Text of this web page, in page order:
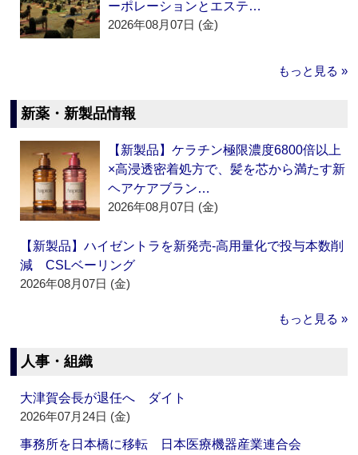
ーポレーションとエステ…
2026年08月07日 (金)
もっと見る »
新薬・新製品情報
【新製品】ケラチン極限濃度6800倍以上
×高浸透密着処方で、髪を芯から満たす新
ヘアケアブラン…
2026年08月07日 (金)
【新製品】ハイゼントラを新発売‐高用量化で投与本数削
減 CSLベーリング
2026年08月07日 (金)
もっと見る »
人事・組織
大津賀会長が退任へ ダイト
2026年07月24日 (金)
事務所を日本橋に移転 日本医療機器産業連合会